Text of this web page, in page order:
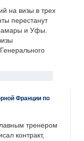
на визы в трех
перестанут
и Уфы.
Франции по
тренером
контракт,